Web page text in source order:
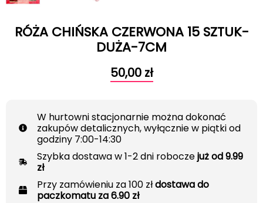
RÓŻA CHIŃSKA CZERWONA 15 SZTUK-
DUŻA-7CM
50,00 zł
W hurtowni stacjonarnie można dokonać
zakupów detalicznych, wyłącznie w piątki od
godziny 7:00-14:30
Szybka dostawa w 1-2 dni roboczejuż od 9.99
zł
Przy zamówieniu za 100 złdostawa do
paczkomatu za 6.90 zł